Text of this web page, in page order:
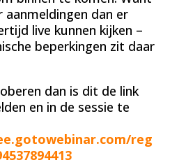
aanmeldingen dan er
live kunnen kijken –
beperkingen zit daar
dan is dit de link
en in de sessie te
reg